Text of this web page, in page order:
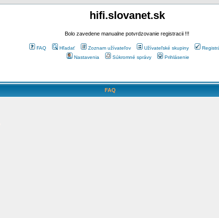
hifi.slovanet.sk
Bolo zavedene manualne potvrdzovanie registracii !!!
FAQ Hľadať Zoznam užívateľov Užívateľské skupiny
Nastavenia
Súkromné správy Prihlásenie
FAQ